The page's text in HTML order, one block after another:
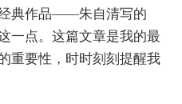
典作品――朱自清写的
一点。这篇文章是我的最
重要性，时时刻刻提醒我